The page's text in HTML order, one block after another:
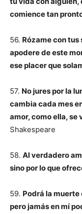
comience tan
56. Rózame con tus
apodere de este
ese placer que
57. No jures por la
cambia cada mes
amor, como ella, se
Shakespeare
58. Al verdadero
sino por lo que
59. Podrá la
pero jamás en mí